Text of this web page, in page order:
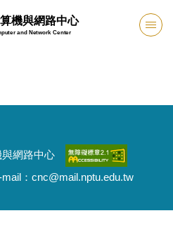
機與網路中心
and Network Center
與網路中心
：cnc@mail.nptu.edu.tw